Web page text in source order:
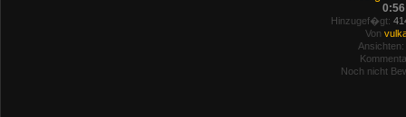
0:56
Hinzugef�gt:
Von
Ansichten:
Noch nicht